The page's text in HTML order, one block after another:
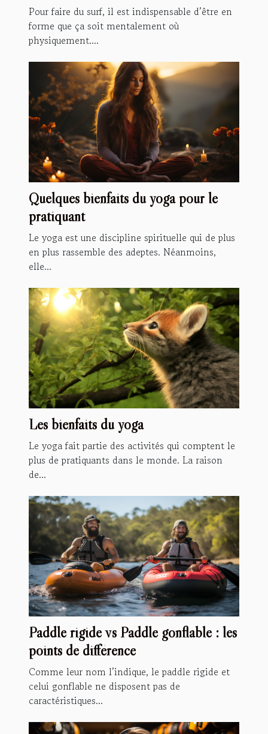
Pour faire du surf, il est indispensable d’être en
forme que ça soit mentalement où
physiquement....
Quelques bienfaits du yoga pour le
pratiquant
Le yoga est une discipline spirituelle qui de plus
en plus rassemble des adeptes. Néanmoins,
elle...
Les bienfaits du yoga
Le yoga fait partie des activités qui comptent le
plus de pratiquants dans le monde. La raison
de...
Paddle rigide vs Paddle gonflable : les
points de différence
Comme leur nom l’indique, le paddle rigide et
celui gonflable ne disposent pas de
caractéristiques...